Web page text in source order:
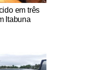
em três
Itabuna